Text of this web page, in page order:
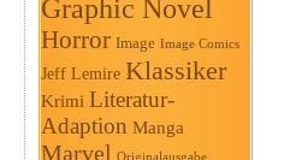
Graphic Novel
Horror Image Image Comics
Jeff Lemire Klassiker
Krimi Literatur-
Adaption Manga
Marvel Originalausgabe